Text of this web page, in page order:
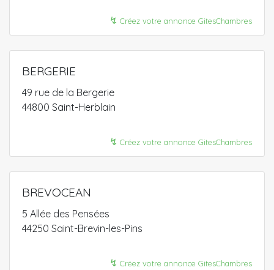
↯ Créez votre annonce GitesChambres
BERGERIE
49 rue de la Bergerie
44800 Saint-Herblain
↯ Créez votre annonce GitesChambres
BREVOCEAN
5 Allée des Pensées
44250 Saint-Brevin-les-Pins
↯ Créez votre annonce GitesChambres